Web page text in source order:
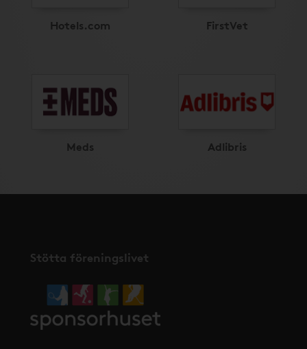
Hotels.com FirstVet
Meds Adlibris
Stötta föreningslivet